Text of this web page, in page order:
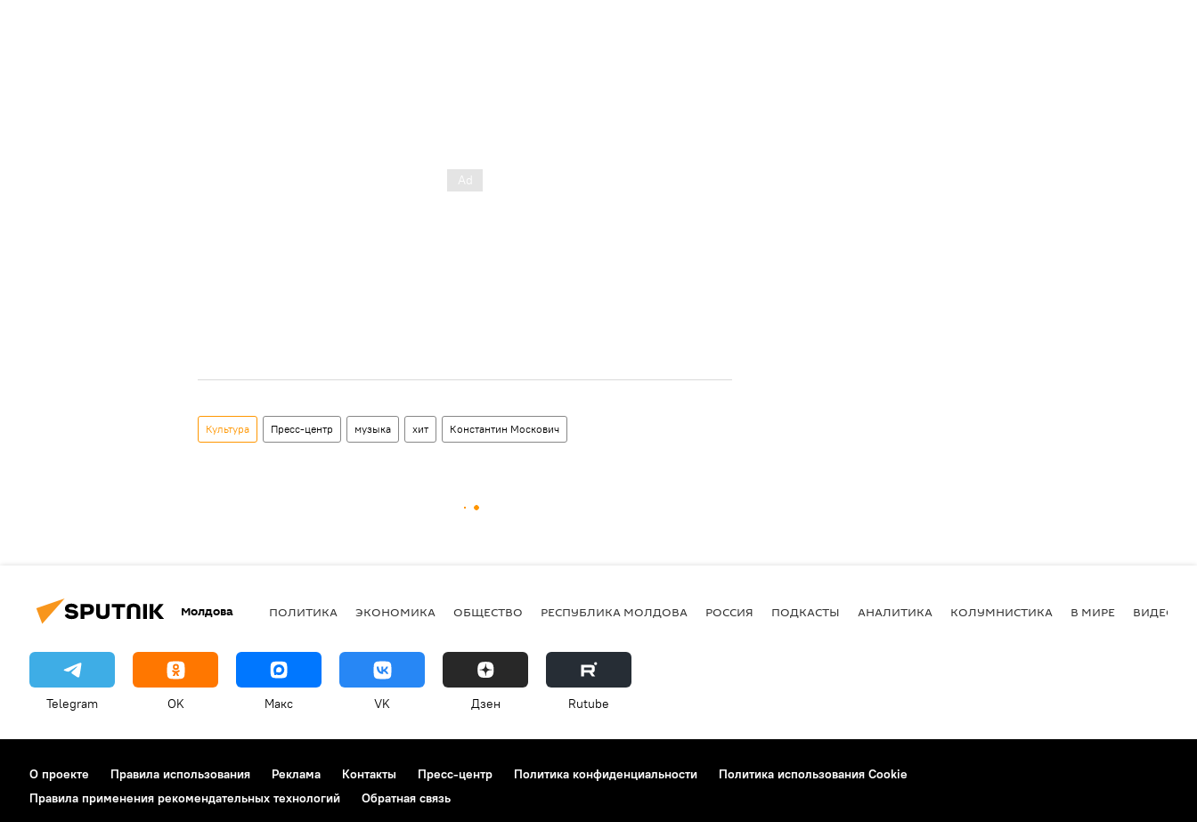
Культура Пресс-центр музыка хит Константин Москович
Молдова ПОЛИТИКА ЭКОНОМИКА ОБЩЕСТВО РЕСПУБЛИКА МОЛДОВА РОССИЯ ПОДКАСТЫ АНАЛИТИКА КОЛУМНИСТИКА В МИРЕ ВИДЕО
Telegram OK Макс VK Дзен Rutube
О проекте Правила использования Реклама Контакты Пресс-центр Политика конфиденциальности
Политика использования Cookie
Правила применения рекомендательных технологий
Обратная связь